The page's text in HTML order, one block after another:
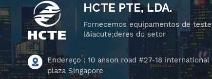
HCTE PTE, LDA.
Fornecemos equipamentos de teste
l&iacute;deres do setor
Endereço : 10 anson road #27-18 international
plaza Singapore